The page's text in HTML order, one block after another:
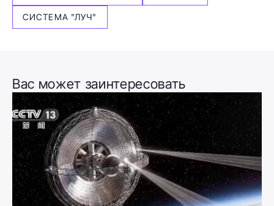
СИСТЕМА "ЛУЧ"
Вас может заинтересовать